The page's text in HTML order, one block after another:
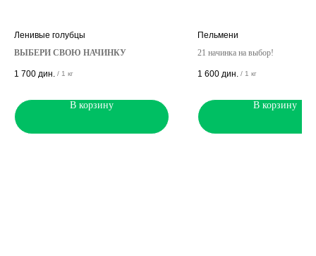
Ленивые голубцы
ВЫБЕРИ СВОЮ НАЧИНКУ
1 700 дин. / 1 кг
В корзину
Пельмени
21 начинка на выбор!
1 600 дин. / 1 кг
В корзину